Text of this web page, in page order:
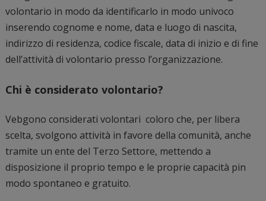
volontario in modo da identificarlo in modo univoco
inserendo cognome e nome, data e luogo di nascita,
indirizzo di residenza, codice fiscale, data di inizio e di fine
dell’attività di volontario presso l’organizzazione.
Chi è considerato volontario?
Vebgono considerati volontari coloro che, per libera
scelta, svolgono attività in favore della comunità, anche
tramite un ente del Terzo Settore, mettendo a
disposizione il proprio tempo e le proprie capacità pin
modo spontaneo e gratuito.